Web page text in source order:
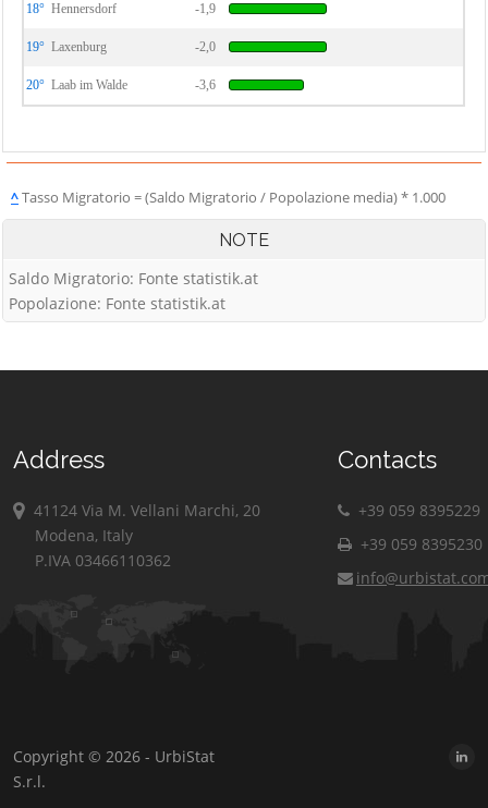
18° Hennersdorf -1,9
19° Laxenburg -2,0
20° Laab im Walde -3,6
^Tasso Migratorio = (Saldo Migratorio / Popolazione media) * 1.000
NOTE
Saldo Migratorio: Fonte statistik.at
Popolazione: Fonte statistik.at
Address
41124 Via M. Vellani Marchi, 20
Modena, Italy
P.IVA 03466110362
Contacts
+39 059 8395229
+39 059 8395230
Copyright © 2026 - UrbiStat
S.r.l.